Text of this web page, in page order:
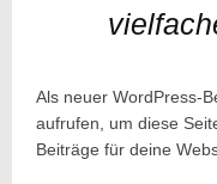
Als neuer WordPress-
aufrufen, um diese
Beiträge für deine